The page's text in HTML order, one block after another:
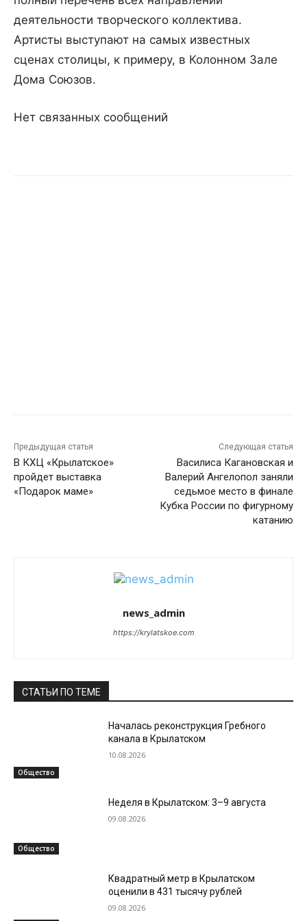
деятельности творческого коллектива.
Артисты выступают на самых известных
сценах столицы, к примеру, в Колонном Зале
Дома Союзов.
Нет связанных сообщений
Предыдущая статья
В КХЦ «Крылатское»
пройдет выставка
«Подарок маме»
Следующая статья
Василиса Кагановская и
Валерий Ангелопол заняли
седьмое место в финале
Кубка России по фигурному
катанию
news_admin
https://krylatskoe.com
СТАТЬИ ПО ТЕМЕ
Общество
Началась реконструкция Гребного
канала в Крылатском
10.08.2026
Общество
Неделя в Крылатском: 3–9 августа
09.08.2026
Квадратный метр в Крылатском
оценили в 431 тысячу рублей
09.08.2026